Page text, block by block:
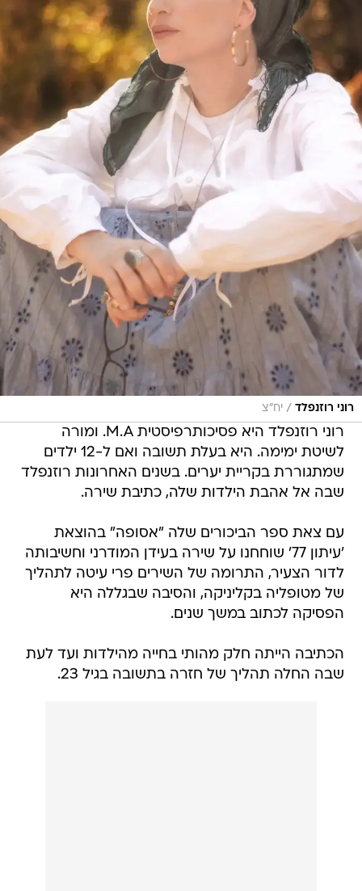
רוני רוזנפלד / יח"צ
רוני רוזנפלד היא פסיכותרפיסטית M.A. ומורה
לשיטת ימימה. היא בעלת תשובה ואם ל-12 ילדים
שמתגוררת בקריית יערים. בשנים האחרונות רוזנפלד
שבה אל אהבת הילדות שלה, כתיבת שירה.
עם צאת ספר הביכורים שלה "אסופה" בהוצאת
'עיתון 77' שוחחנו על שירה בעידן המודרני וחשיבותה
לדור הצעיר, התרומה של השירים פרי עיטה לתהליך
של מטופליה בקליניקה, והסיבה שבגללה היא
הפסיקה לכתוב במשך שנים.
הכתיבה הייתה חלק מהותי בחייה מהילדות ועד לעת
שבה החלה תהליך של חזרה בתשובה בגיל 23.